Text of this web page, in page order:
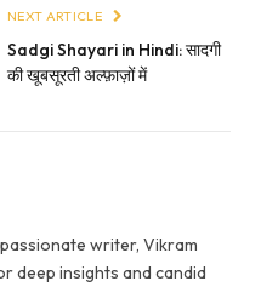
NEXT ARTICLE
Sadgi Shayari in Hindi: सादगी
की खूबसूरती अल्फ़ाज़ों में
writer, Vikram
deep insights and candid